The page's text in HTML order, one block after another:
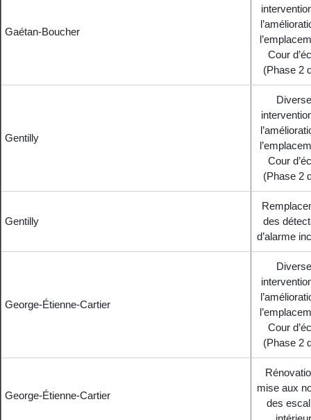
Gaétan-Boucher
Cour
(Phase 2
Gentilly
Cour
(Phase 2
Gentilly
des
d’alarme
George-Étienne-Cartier
Cour
(Phase 2
George-Étienne-Cartier
mise aux
des